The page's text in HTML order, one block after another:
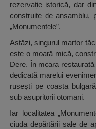
rezervație istorică, dar
construite de ansamblu,
„Monumentele”.
Astăzi, singurul martor
este o moară mică,
Dere. În moara
dedicată marelui
rusești pe coasta
sub asupritorii otomani.
Iar localitatea
ciuda depărtării sale de